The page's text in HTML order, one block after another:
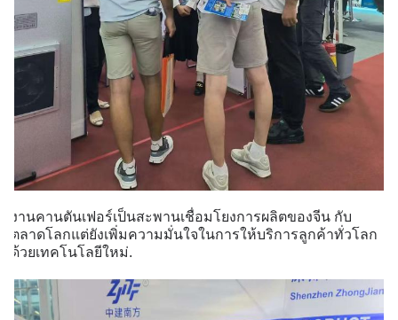
งานคานตันเฟอร์เป็นสะพานเชื่อมโยงการผลิตของจีน กับ
ตลาดโลกแต่ยังเพิ่มความมั่นใจในการให้บริการลูกค้าทั่วโลก
ด้วยเทคโนโลยีใหม่.